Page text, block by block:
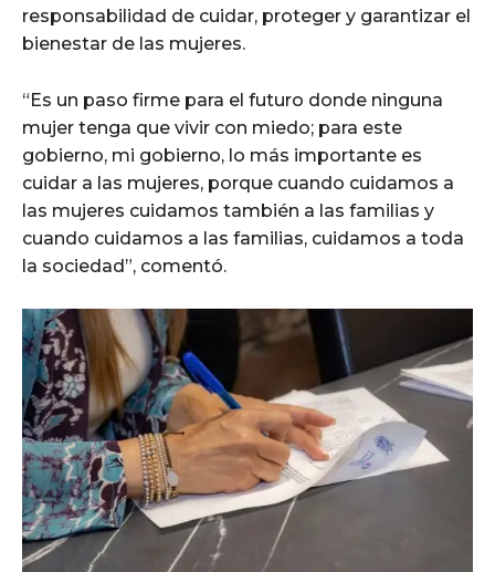
responsabilidad de cuidar, proteger y garantizar el
bienestar de las mujeres.
“Es un paso firme para el futuro donde ninguna
mujer tenga que vivir con miedo; para este
gobierno, mi gobierno, lo más importante es
cuidar a las mujeres, porque cuando cuidamos a
las mujeres cuidamos también a las familias y
cuando cuidamos a las familias, cuidamos a toda
la sociedad”, comentó.